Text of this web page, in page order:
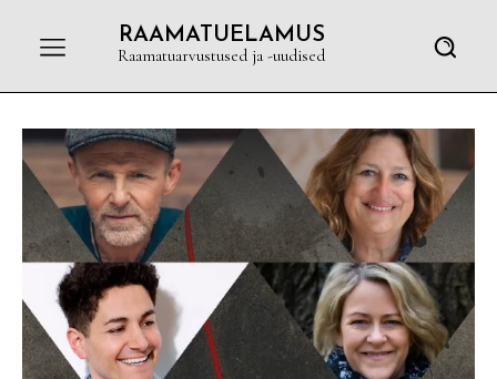
RAAMATUELAMUS
Raamatuarvustused ja -uudised